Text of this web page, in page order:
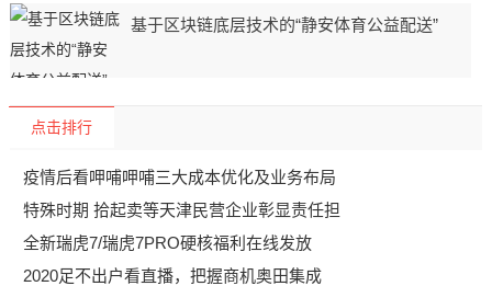
基于区块链底层技术的“静安体育公益配送”
点击排行
疫情后看呷哺呷哺三大成本优化及业务布局
特殊时期 拾起卖等天津民营企业彰显责任担
全新瑞虎7/瑞虎7PRO硬核福利在线发放
2020足不出户看直播，把握商机奥田集成